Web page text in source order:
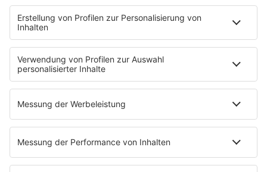
"Bewerbung und Karriere"
Aber bitte mit Schlager
Erdbeerkäse
Fitness mit M.A.R.K
Glück in Worten
Todesursache
Niemand muss ein Promi sein
PROGRAMM
Mit den Waffeln einer Frau